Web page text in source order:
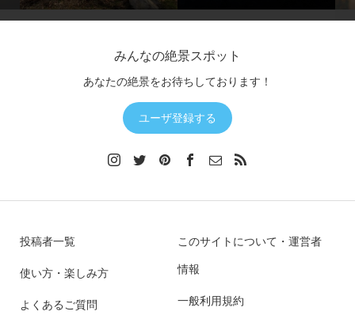
みんなの絶景スポット
あなたの絶景をお待ちしております！
ユーザ登録する
投稿者一覧
使い方・楽しみ方
よくあるご質問
このサイトについて・運営者
情報
一般利用規約